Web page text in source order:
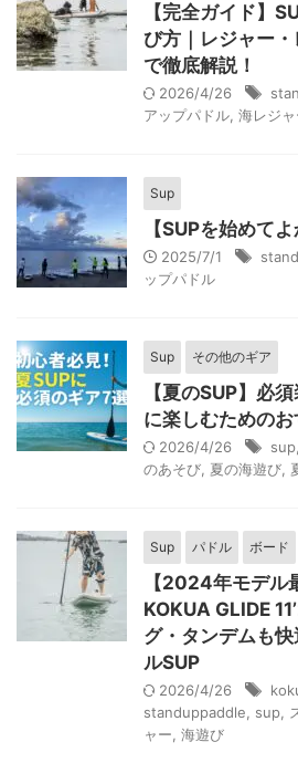
【完全ガイド】
び方｜レジャー
で徹底解説！
2026/4/26
アップパドル 海レジャ
Sup
【SUPを始めて
2025/7/1
ップパドル
Sup その他のギア
【夏のSUP】必
に楽しむための
2026/4/26 sup
のあそび 夏の海遊び
Sup パドル ボード
【2024年モデル
KOKUA GLIDE
グ・タンデムも
ルSUP
2026/4/26
standuppaddle
sup
ャー 海遊び